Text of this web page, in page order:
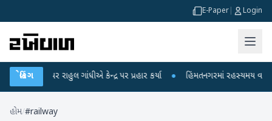
E-Paper Login
બ્રેકિંગ
આરોપો પર રાહુલ ગાંધીએ કેન્દ્ર પર પ્રહાર કર્યા ● હિંમતનગરમાં રહસ્યમય વાયરસ કે
હોમ/#railway